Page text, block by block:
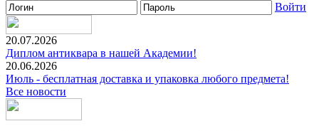
Войти
20.07.2026
Диплом антиквара в нашей Академии!
20.06.2026
Июль - бесплатная доставка и упаковка любого предмета!
Все новости